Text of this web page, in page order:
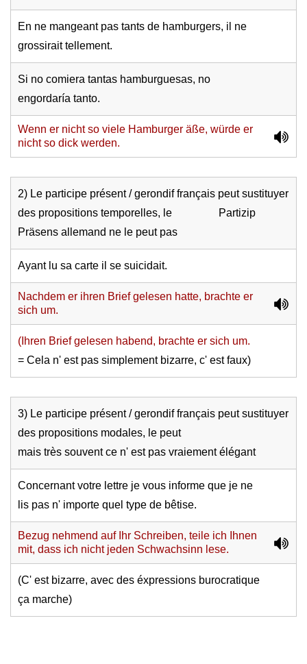
En ne mangeant pas tants de hamburgers, il ne
grossirait tellement.
Si no comiera tantas hamburguesas, no
engordaría tanto.
Wenn er nicht so viele Hamburger äße, würde er
nicht so dick werden.
2) Le participe présent / gerondif français peut sustituyer
des propositions temporelles, le Partizip
Präsens allemand ne le peut pas
Ayant lu sa carte il se suicidait.
Nachdem er ihren Brief gelesen hatte, brachte er
sich um.
(Ihren Brief gelesen habend, brachte er sich um.
= Cela n' est pas simplement bizarre, c' est faux)
3) Le participe présent / gerondif français peut sustituyer
des propositions modales, le peut
mais très souvent ce n' est pas vraiement élégant
Concernant votre lettre je vous informe que je ne
lis pas n' importe quel type de bêtise.
Bezug nehmend auf Ihr Schreiben, teile ich Ihnen
mit, dass ich nicht jeden Schwachsinn lese.
(C' est bizarre, avec des éxpressions burocratique
ça marche)